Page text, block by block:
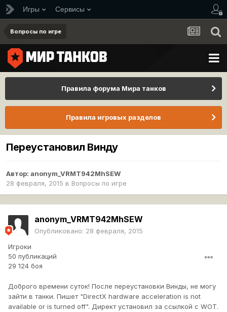
Игры Сервисы
Вопросы по игре
Правила форума Мира танков
Правила игровых разделов
Переустановил Винду
Автор: anonym_VRMT942MhSEW
28 февраля, 2015 в Вопросы по игре
anonym_VRMT942MhSEW
Опубликовано: 28 февраля, 2015
Игроки
50 публикаций
29 124 боя
Доброго времени суток! После переустановки Винды, не могу
зайти в танки. Пишет "DirectX hardware acceleration is not
available or is turned off". Директ установил за ссылкой с WOT.